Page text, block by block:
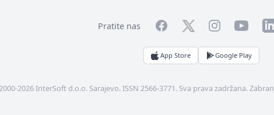
Pratite nas FacebookTwitterInstagramYouTube
App Store Google Play
2026 InterSoft d.o.o. Sarajevo. ISSN 2566-3771. Sva prava zadržana.